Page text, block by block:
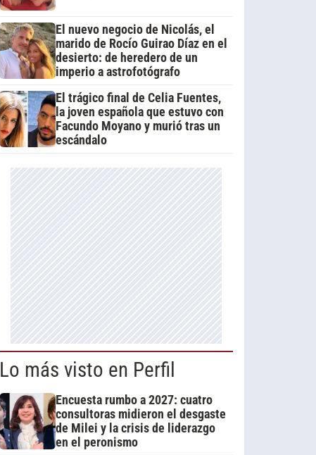
El nuevo negocio de Nicolás, el
marido de Rocío Guirao Díaz en el
desierto: de heredero de un
imperio a astrofotógrafo
El trágico final de Celia Fuentes,
la joven española que estuvo con
Facundo Moyano y murió tras un
escándalo
Lo más visto en Perfil
Encuesta rumbo a 2027: cuatro
consultoras midieron el desgaste
de Milei y la crisis de liderazgo
en el peronismo